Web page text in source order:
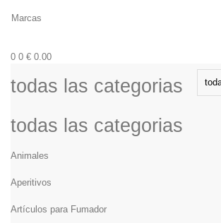
Marcas
0 0 € 0.00
todas las categorias
todas las categorias
Animales
Aperitivos
Artículos para Fumador